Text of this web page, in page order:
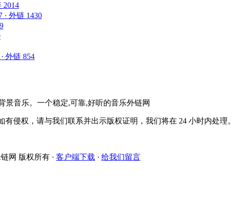
2014
· 外链 1430
外链 854
景音乐。一个稳定,可靠,好听的音乐外链网
侵权，请与我们联系并出示版权证明，我们将在 24 小时内处理。
链网 版权所有 · 客户端下载 · 给我们留言